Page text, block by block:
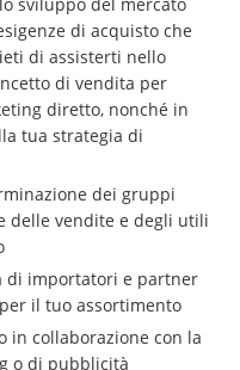
di acquisto che
di assisterti nello
di vendita per
diretto, nonché in
tua strategia di
dei gruppi
delle vendite e degli utili
di importatori e partner
il tuo assortimento
in collaborazione con la
o di pubblicità